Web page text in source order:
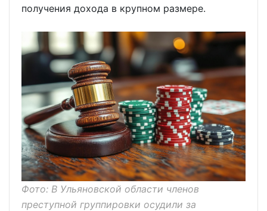
получения дохода в крупном размере.
Фото: В Ульяновской области членов
преступной группировки осудили за